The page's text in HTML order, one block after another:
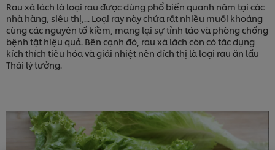
Rau xà lách là loại rau được dùng phổ biến quanh năm tại các
nhà hàng, siêu thị,... Loại ray này chứa rất nhiều muối khoáng
cùng các nguyên tố kiềm, mang lại sự tỉnh táo và phòng chống
bệnh tật hiệu quả. Bên cạnh đó, rau xà lách còn có tác dụng
kích thích tiêu hóa và giải nhiệt nên đích thị là loại rau ăn lẩu
Thái lý tưởng.
We use cookies (and similar techniques) to improve
your experience on our site. Cookies enable you to